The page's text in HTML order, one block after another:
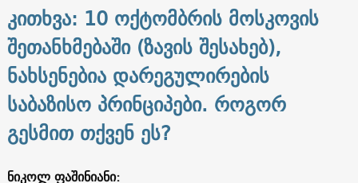
კითხვა: 10 ოქტომბრის მოსკოვის
შეთანხმებაში (ზავის შესახებ),
ნახსენებია დარეგულირების
საბაზისო პრინციპები. როგორ
გესმით თქვენ ეს?
ნიკოლ ფაშინიანი: